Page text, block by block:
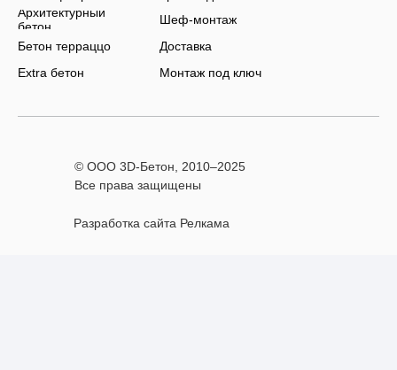
Монтаж под ключ
Доставка
Шеф-монтаж
Extra бетон
Бетон терраццо
Архитектурный
бетон
Разработка сайта Релкама
© ООО 3D-Бетон, 2010–2025
Все права защищены